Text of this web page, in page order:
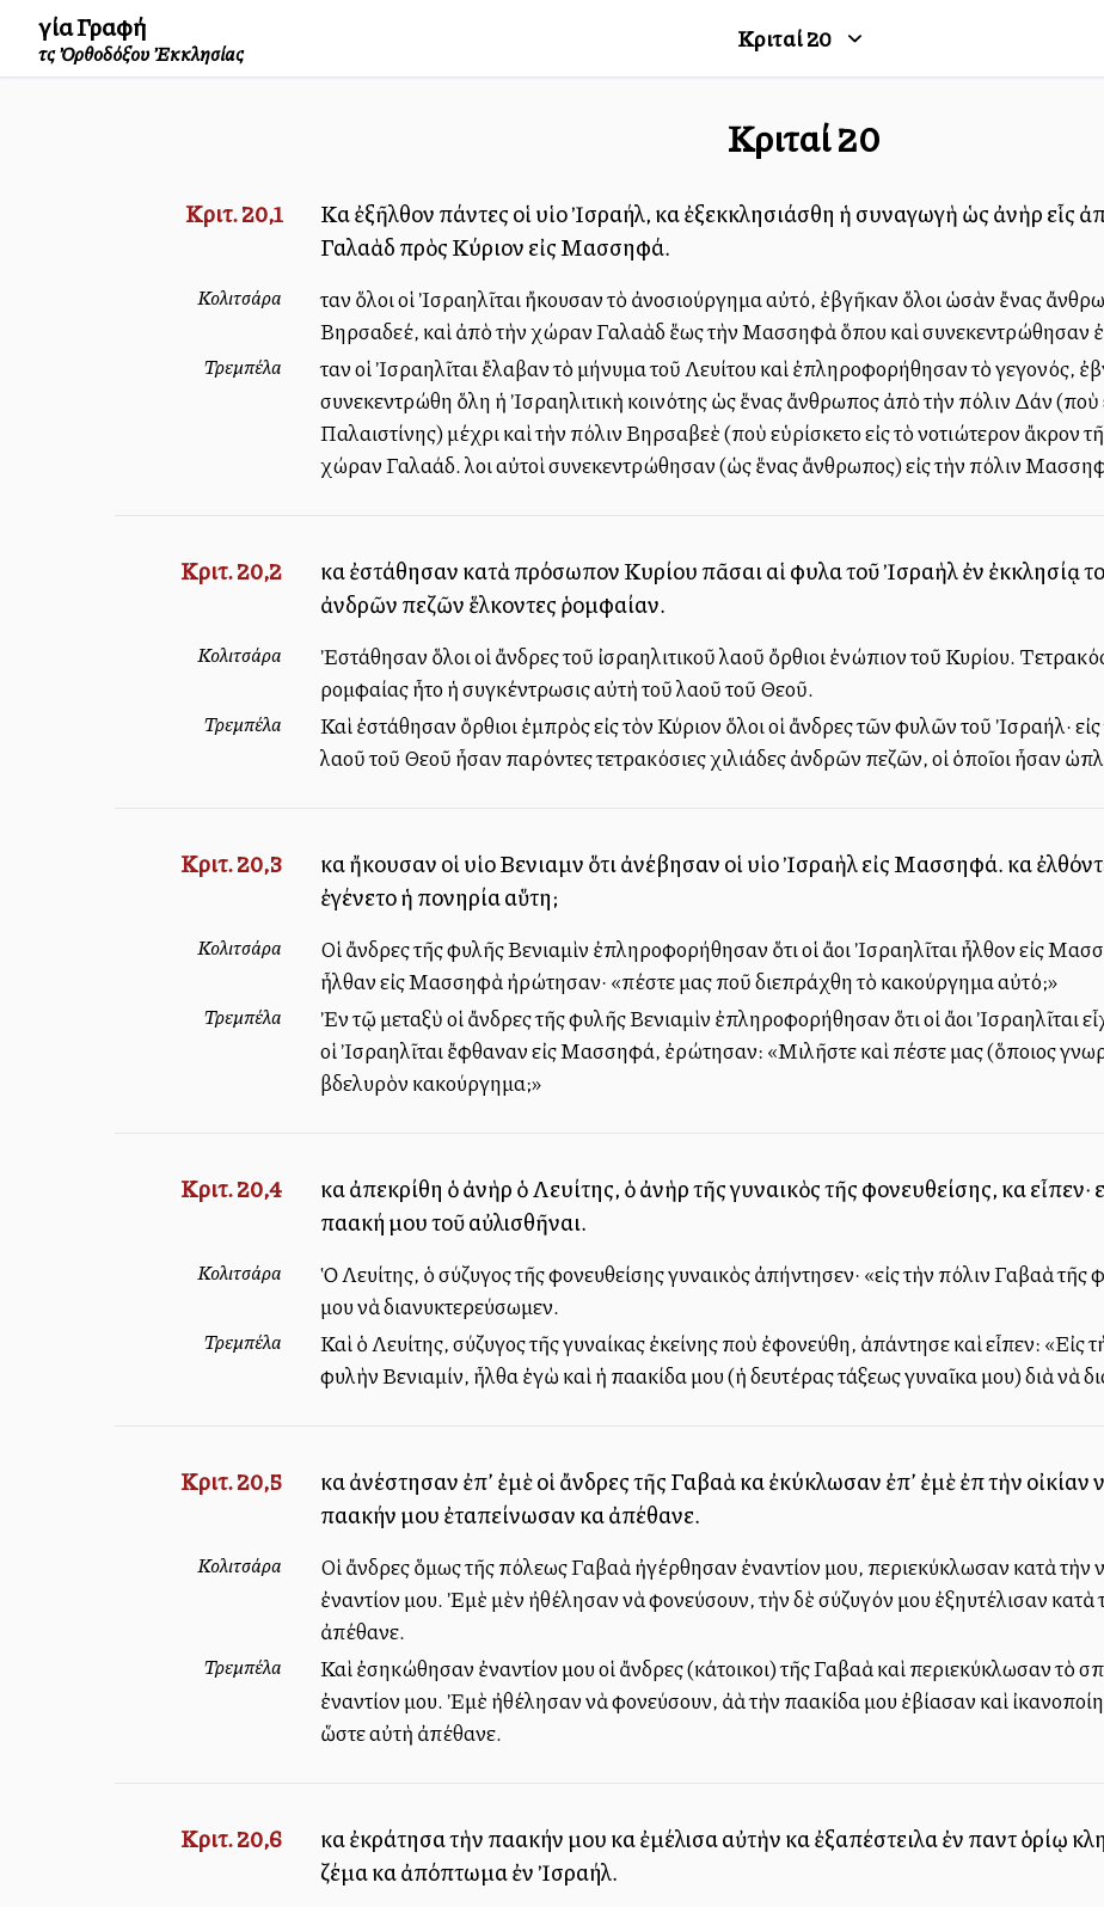
Ἁγία Γραφή
τῆς Ὀρθοδόξου Ἐκκλησίας Κριταί20
Κριταί20
Κριτ. 20,1
Καὶ ἐξῆλθον πάντες οἱ υἱοὶ Ἰσραήλ, καὶ ἐξεκκλησιάσθη ἡ συναγωγὴ ὡς ἀνὴρ εἷς
Γαλαὰδ πρὸς Κύριον εἰς Μασσηφά.
Κολιτσάρα
Ὅταν ὅλοι οἱ Ἰσραηλῖται ἤκουσαν τὸ ἀνοσιούργημα αὐτό, ἐβγῆκαν ὅλοι ὡσὰν ἔνας
Βηρσαδεέ, καὶ ἀπὸ τὴν χώραν Γαλαὰδ ἕως τὴν Μασσηφὰ ὅπου καὶ συνεκεντρώθησαν
Τρεμπέλα
Ὅταν οἱ Ἰσραηλῖται ἔλαβαν τὸ μήνυμα τοῦ Λευίτου καὶ ἐπληροφορήθησαν τὸ γεγονός,
συνεκεντρώθη ὅλη ἡ Ἰσραηλιτικὴ κοινότης ὡς ἕνας ἄνθρωπος ἀπὸ τὴν πόλιν Δάν (ποὺ
Παλαιστίνης) μέχρι καὶ τὴν πόλιν Βηρσαβεὲ (ποὺ εὑρίσκετο εἰς τὸ νοτιώτερον ἄκρον
χώραν Γαλαάδ. Ὅλοι αὐτοὶ συνεκεντρώθησαν (ὡς ἕνας ἄνθρωπος) εἰς τὴν πόλιν
Κριτ. 20,2
καὶ ἐστάθησαν κατὰ πρόσωπον Κυρίου πᾶσαι αἱ φυλαὶ τοῦ Ἰσραὴλ ἐν ἐκκλησίᾳ
ἀνδρῶν πεζῶν ἕλκοντες ῥομφαίαν.
Κολιτσάρα
Ἐστάθησαν ὅλοι οἱ ἄνδρες τοῦ ἰσραηλιτικοῦ λαοῦ ὄρθιοι ἐνώπιον τοῦ Κυρίου.
ρομφαίας ἦτο ἡ συγκέντρωσις αὐτὴ τοῦ λαοῦ τοῦ Θεοῦ.
Τρεμπέλα
Καὶ ἐστάθησαν ὄρθιοι ἐμπρὸς εἰς τὸν Κύριον ὅλοι οἱ ἄνδρες τῶν φυλῶν τοῦ Ἰσραήλ·
λαοῦ τοῦ Θεοῦ ἦσαν παρόντες τετρακόσιες χιλιάδες ἀνδρῶν πεζῶν, οἱ ὁποῖοι ἦσαν
Κριτ. 20,3
καὶ ἤκουσαν οἱ υἱοὶ Βενιαμὶν ὅτι ἀνέβησαν οἱ υἱοὶ Ἰσραὴλ εἰς Μασσηφά. καὶ
ἐγένετο ἡ πονηρία αὕτη;
Κολιτσάρα
Οἱ ἄνδρες τῆς φυλῆς Βενιαμὶν ἐπληροφορήθησαν ὅτι οἱ ἄλλοι Ἰσραηλῖται ἦλθον εἰς
ἦλθαν εἰς Μασσηφὰ ἠρώτησαν· «πέστε μας ποῦ διεπράχθη τὸ κακούργημα αὐτό;»
Τρεμπέλα
Ἐν τῷ μεταξὺ οἱ ἄνδρες τῆς φυλῆς Βενιαμὶν ἐπληροφορήθησαν ὅτι οἱ ἄλλοι Ἰσραηλῖται
οἱ Ἰσραηλῖται ἔφθαναν εἰς Μασσηφά, ἐρώτησαν: «Μιλῆστε καὶ πέστε μας (ὅποιος
βδελυρὸν κακούργημα;»
Κριτ. 20,4
καὶ ἀπεκρίθη ὁ ἀνὴρ ὁ Λευίτης, ὁ ἀνὴρ τῆς γυναικὸς τῆς φονευθείσης, καὶ εἶπεν·
παλλακή μου τοῦ αὐλισθῆναι.
Κολιτσάρα
Ὁ Λευίτης, ὁ σύζυγος τῆς φονευθείσης γυναικὸς ἀπήντησεν· «εἰς τὴν πόλιν Γαβαὰ
μου νὰ διανυκτερεύσωμεν.
Τρεμπέλα
Καὶ ὁ Λευίτης, σύζυγος τῆς γυναίκας ἐκείνης ποὺ ἐφονεύθη, ἀπάντησε καὶ εἶπεν: «Εἰς
φυλὴν Βενιαμίν, ἦλθα ἐγὼ καὶ ἡ παλλακίδα μου (ἡ δευτέρας τάξεως γυναῖκα μου) διὰ νὰ
Κριτ. 20,5
καὶ ἀνέστησαν ἐπ’ ἐμὲ οἱ ἄνδρες τῆς Γαβαὰ καὶ ἐκύκλωσαν ἐπ’ ἐμὲ ἐπὶ τὴν
παλλακήν μου ἐταπείνωσαν καὶ ἀπέθανε.
Κολιτσάρα
Οἱ ἄνδρες ὅμως τῆς πόλεως Γαβαὰ ἠγέρθησαν ἐναντίον μου, περιεκύκλωσαν κατὰ τὴν
ἐναντίον μου. Ἐμὲ μὲν ἠθέλησαν νὰ φονεύσουν, τὴν δὲ σύζυγόν μου ἐξηυτέλισαν κατὰ
ἀπέθανε.
Τρεμπέλα
Καὶ ἐσηκώθησαν ἐναντίον μου οἱ ἄνδρες (κάτοικοι) τῆς Γαβαὰ καὶ περιεκύκλωσαν τὸ
ἐναντίον μου. Ἐμὲ ἠθέλησαν νὰ φονεύσουν, ἀλλὰ τὴν παλλακίδα μου ἐβίασαν καὶ
ὥστε αὐτὴ ἀπέθανε.
Κριτ. 20,6
καὶ ἐκράτησα τὴν παλλακήν μου καὶ ἐμέλισα αὐτὴν καὶ ἐξαπέστειλα ἐν παντὶ ὁρίῳ
ζέμα καὶ ἀπόπτωμα ἐν Ἰσραήλ.